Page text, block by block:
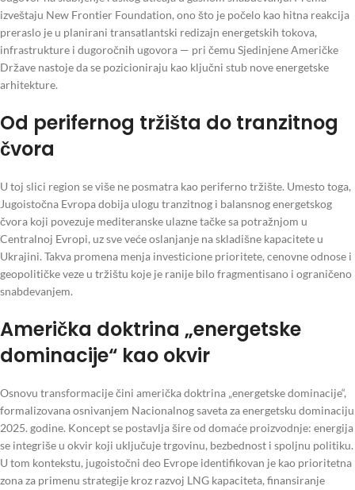
izveštaju New Frontier Foundation, ono što je počelo kao hitna reakcija
preraslo je u planirani transatlantski redizajn energetskih tokova,
infrastrukture i dugoročnih ugovora — pri čemu Sjedinjene Američke
Države nastoje da se pozicioniraju kao ključni stub nove energetske
arhitekture.
Od perifernog tržišta do tranzitnog
čvora
U toj slici region se više ne posmatra kao periferno tržište. Umesto toga,
Jugoistočna Evropa dobija ulogu tranzitnog i balansnog energetskog
čvora koji povezuje mediteranske ulazne tačke sa potražnjom u
Centralnoj Evropi, uz sve veće oslanjanje na skladišne kapacitete u
Ukrajini. Takva promena menja investicione prioritete, cenovne odnose i
geopolitičke veze u tržištu koje je ranije bilo fragmentisano i ograničeno
snabdevanjem.
Američka doktrina „energetske
dominacije“ kao okvir
Osnovu transformacije čini američka doktrina „energetske dominacije“,
formalizovana osnivanjem Nacionalnog saveta za energetsku dominaciju
2025. godine. Koncept se postavlja šire od domaće proizvodnje: energija
se integriše u okvir koji uključuje trgovinu, bezbednost i spoljnu politiku.
U tom kontekstu, jugoistočni deo Evrope identifikovan je kao prioritetna
zona za primenu strategije kroz razvoj LNG kapaciteta, finansiranje